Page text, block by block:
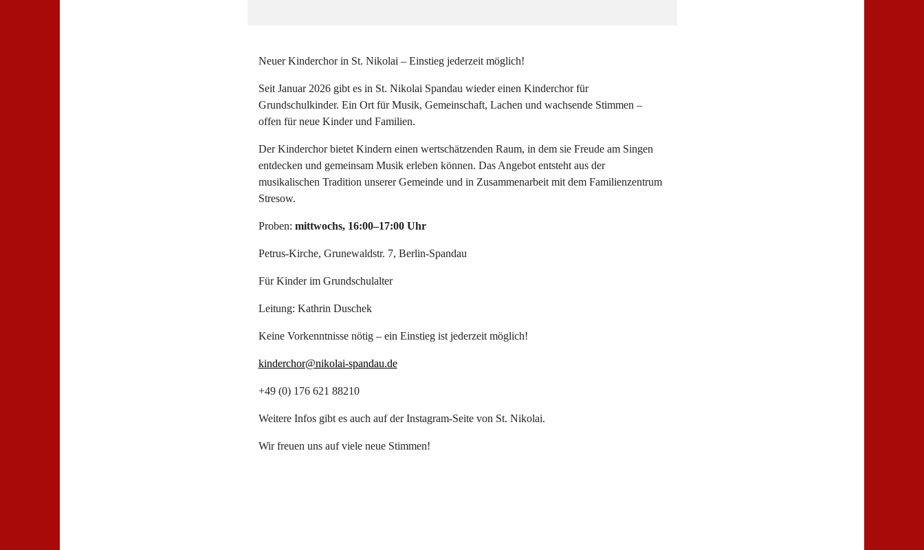
Neuer Kinderchor in St. Nikolai – Einstieg jederzeit möglich!
Seit Januar 2026 gibt es in St. Nikolai Spandau wieder einen Kinderchor für
Grundschulkinder. Ein Ort für Musik, Gemeinschaft, Lachen und wachsende Stimmen –
offen für neue Kinder und Familien.
Der Kinderchor bietet Kindern einen wertschätzenden Raum, in dem sie Freude am Singen
entdecken und gemeinsam Musik erleben können. Das Angebot entsteht aus der
musikalischen Tradition unserer Gemeinde und in Zusammenarbeit mit dem Familienzentrum
Stresow.
Proben: mittwochs, 16:00–17:00 Uhr
Petrus-Kirche, Grunewaldstr. 7, Berlin-Spandau
Für Kinder im Grundschulalter
Leitung: Kathrin Duschek
Keine Vorkenntnisse nötig – ein Einstieg ist jederzeit möglich!
kinderchor@nikolai-spandau.de
+49 (0) 176 621 88210
Weitere Infos gibt es auch auf der Instagram-Seite von St. Nikolai.
Wir freuen uns auf viele neue Stimmen!